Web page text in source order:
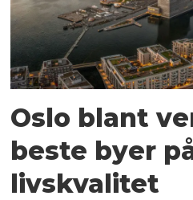
Oslo blant
beste byer
livskvalitet